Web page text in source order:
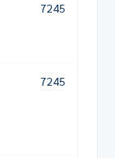
7245
7245